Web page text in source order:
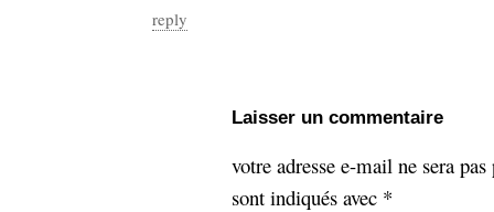
reply
Laisser un commentaire
votre adresse e-mail ne sera
sont indiqués avec *